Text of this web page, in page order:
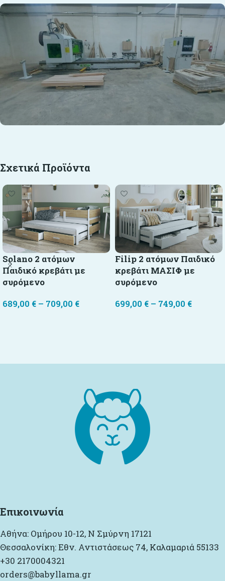
Σχετικά Προϊόντα
Solano 2 ατόμων
Παιδικό κρεβάτι με
συρόμενο
689,00 € – 709,00 €
Filip 2 ατόμων Παιδικό
κρεβάτι ΜΑΣΙΦ με
συρόμενο
699,00 € – 749,00 €
Επικοινωνία
Αθήνα: Ομήρου 10-12, Ν Σμύρνη 17121
Θεσσαλονίκη: Εθν. Αντιστάσεως 74, Καλαμαριά 55133
+30 2170004321
orders@babyllama.gr